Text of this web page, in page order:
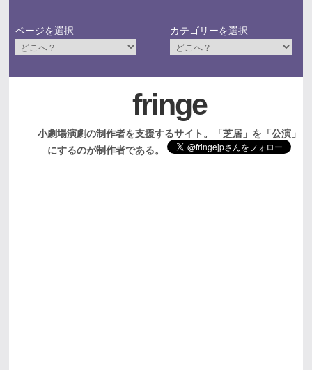
ページを選択 カテゴリーを選択
fringe
小劇場演劇の制作者を支援するサイト。「芝居」を「公演」
にするのが制作者である。